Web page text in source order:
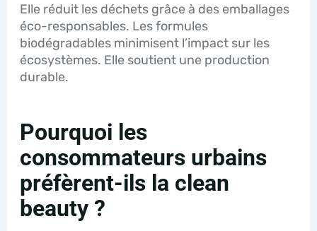
Elle réduit les déchets grâce à des emballages
éco-responsables. Les formules
biodégradables minimisent l’impact sur les
écosystèmes. Elle soutient une production
durable.
Pourquoi les
consommateurs urbains
préfèrent-ils la clean
beauty ?